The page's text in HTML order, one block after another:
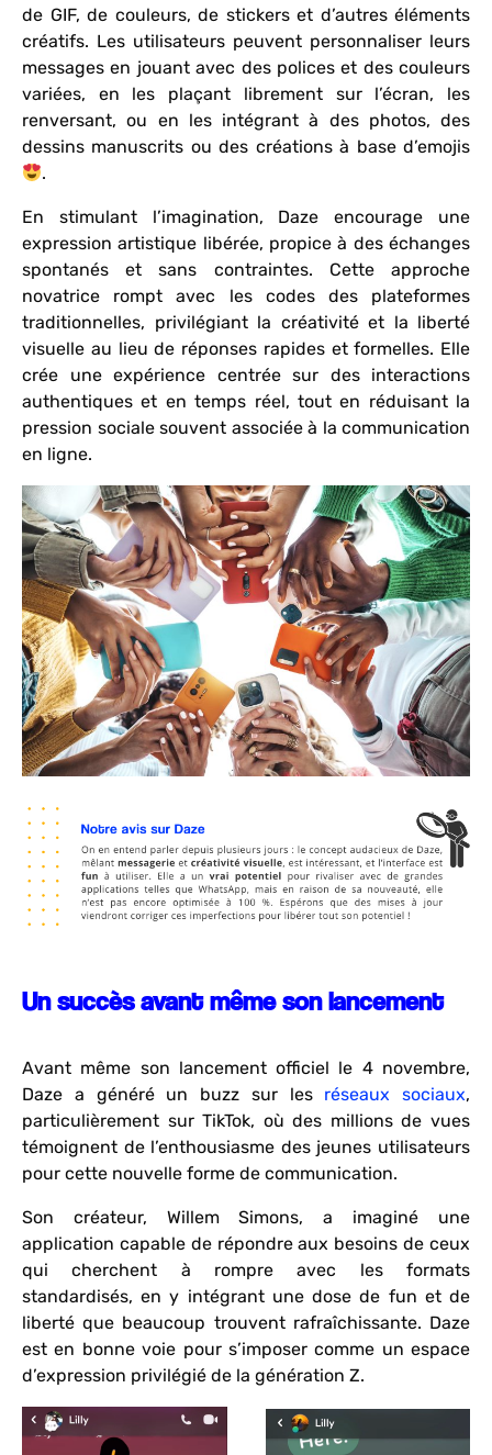
de GIF, de couleurs, de stickers et d’autres éléments
créatifs. Les utilisateurs peuvent personnaliser leurs
messages en jouant avec des polices et des couleurs
variées, en les plaçant librement sur l’écran, les
renversant, ou en les intégrant à des photos, des
dessins manuscrits ou des créations à base d’emojis
.
En stimulant l’imagination, Daze encourage une
expression artistique libérée, propice à des échanges
spontanés et sans contraintes. Cette approche
novatrice rompt avec les codes des plateformes
traditionnelles, privilégiant la créativité et la liberté
visuelle au lieu de réponses rapides et formelles. Elle
crée une expérience centrée sur des interactions
authentiques et en temps réel, tout en réduisant la
pression sociale souvent associée à la communication
en ligne.
Un succès avant même son lancement
Avant même son lancement officiel le 4 novembre,
Daze a généré un buzz sur les réseaux sociaux,
particulièrement sur TikTok, où des millions de vues
témoignent de l’enthousiasme des jeunes utilisateurs
pour cette nouvelle forme de communication.
Son créateur, Willem Simons, a imaginé une
application capable de répondre aux besoins de ceux
qui cherchent à rompre avec les formats
standardisés, en y intégrant une dose de fun et de
liberté que beaucoup trouvent rafraîchissante. Daze
est en bonne voie pour s’imposer comme un espace
d’expression privilégié de la génération Z.